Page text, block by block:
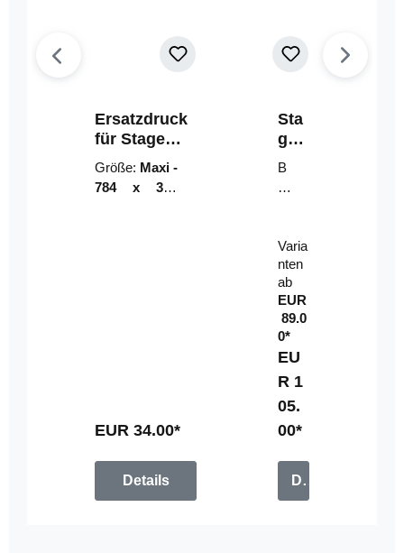
Ersatzdruck
für Stage
Riser
Größe: Maxi -
784 x 314
EUR 34.00*
Details
Sta
geri
ser-
LE
D-
el
B
un
mi
t
Fe
rn
be
di
en
u
n
g
Varia
nten
ab
EUR
89.0
0*
EU
R 1
05.
00*
Details